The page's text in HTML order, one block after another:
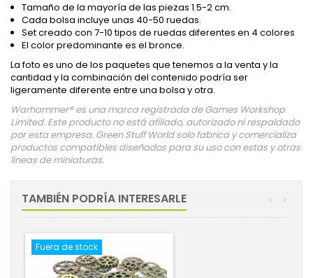
Tamaño de la mayoría de las piezas 1.5-2 cm.
Cada bolsa incluye unas 40-50 ruedas.
Set creado con 7-10 tipos de ruedas diferentes en 4 colores
El color predominante es el bronce.
La foto es uno de los paquetes que tenemos a la venta y la
cantidad y la combinación del contenido podría ser
ligeramente diferente entre una bolsa y otra.
Warhammer® es una marca registrada de Games Workshop
Limited. Este producto no está afiliado, autorizado ni respaldado
por esta empresa. Green Stuff World solo fabrica y comercializa
productos compatibles diseñados para su uso con estas y otras
líneas de miniaturas.
TAMBIÉN PODRÍA INTERESARLE >
<
Fuera de stock